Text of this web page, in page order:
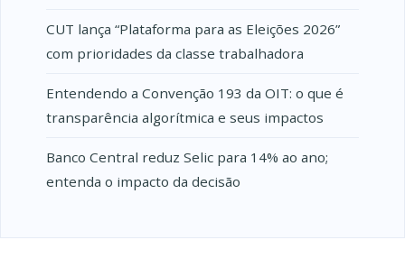
CUT lança “Plataforma para as Eleições 2026”
com prioridades da classe trabalhadora
Entendendo a Convenção 193 da OIT: o que é
transparência algorítmica e seus impactos
Banco Central reduz Selic para 14% ao ano;
entenda o impacto da decisão